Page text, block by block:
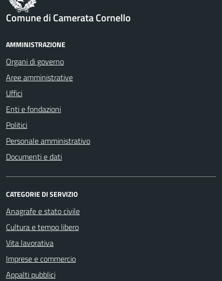
Comune di Camerata Cornello
AMMINISTRAZIONE
Organi di governo
Aree amministrative
Uffici
Enti e fondazioni
Politici
Personale amministrativo
Documenti e dati
CATEGORIE DI SERVIZIO
Anagrafe e stato civile
Cultura e tempo libero
Vita lavorativa
Imprese e commercio
Appalti pubblici